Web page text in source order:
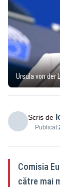
Ursula von der
Scris de
Publicat:
Comisia
către mai